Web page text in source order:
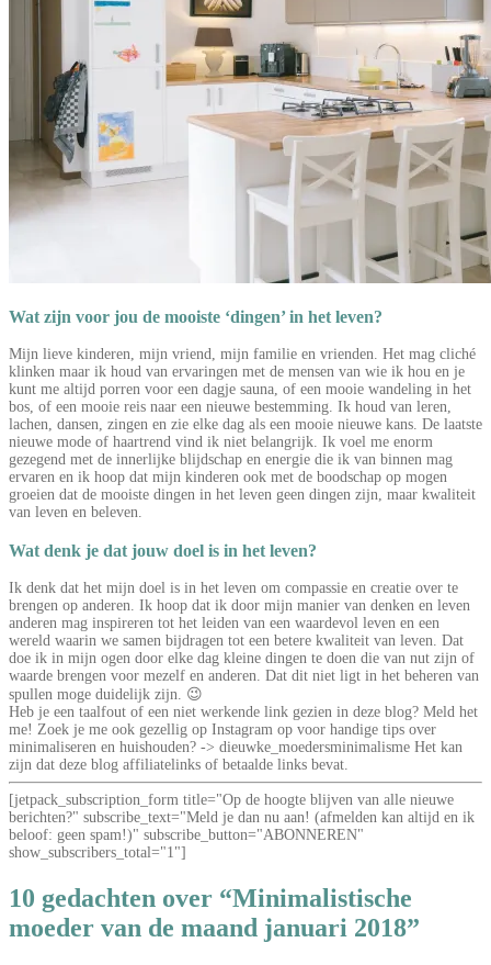
Wat zijn voor jou de mooiste ‘dingen’ in het leven?
Mijn lieve kinderen, mijn vriend, mijn familie en vrienden. Het mag cliché
klinken maar ik houd van ervaringen met de mensen van wie ik hou en je
kunt me altijd porren voor een dagje sauna, of een mooie wandeling in het
bos, of een mooie reis naar een nieuwe bestemming. Ik houd van leren,
lachen, dansen, zingen en zie elke dag als een mooie nieuwe kans. De laatste
nieuwe mode of haartrend vind ik niet belangrijk. Ik voel me enorm
gezegend met de innerlijke blijdschap en energie die ik van binnen mag
ervaren en ik hoop dat mijn kinderen ook met de boodschap op mogen
groeien dat de mooiste dingen in het leven geen dingen zijn, maar kwaliteit
van leven en beleven.
Wat denk je dat jouw doel is in het leven?
Ik denk dat het mijn doel is in het leven om compassie en creatie over te
brengen op anderen. Ik hoop dat ik door mijn manier van denken en leven
anderen mag inspireren tot het leiden van een waardevol leven en een
wereld waarin we samen bijdragen tot een betere kwaliteit van leven. Dat
doe ik in mijn ogen door elke dag kleine dingen te doen die van nut zijn of
waarde brengen voor mezelf en anderen. Dat dit niet ligt in het beheren van
spullen moge duidelijk zijn. 😉
Heb je een taalfout of een niet werkende link gezien in deze blog? Meld het
me! Zoek je me ook gezellig op Instagram op voor handige tips over
minimaliseren en huishouden? -> dieuwke_moedersminimalisme Het kan
zijn dat deze blog affiliatelinks of betaalde links bevat.
[jetpack_subscription_form title="Op de hoogte blijven van alle nieuwe
berichten?" subscribe_text="Meld je dan nu aan! (afmelden kan altijd en ik
beloof: geen spam!)" subscribe_button="ABONNEREN"
show_subscribers_total="1"]
10 gedachten over “Minimalistische
moeder van de maand januari 2018”